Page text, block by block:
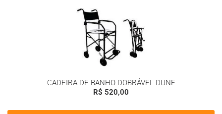
CADEIRA DE BANHO DOBRÁVEL DUNE
R$ 520,00